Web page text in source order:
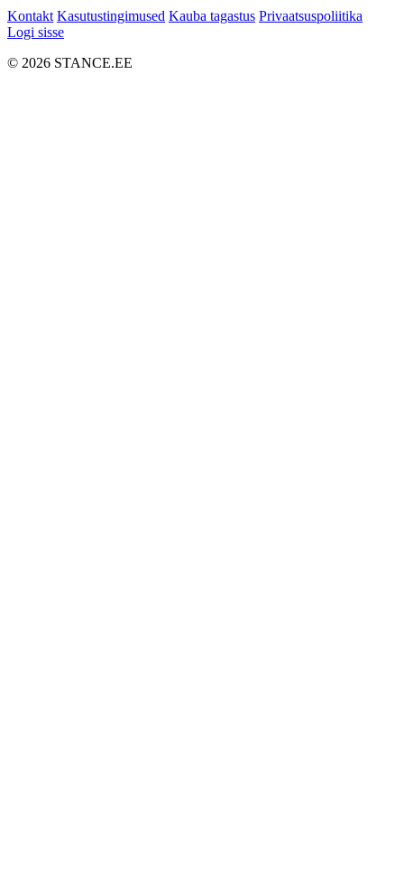
Kontakt Kasutustingimused Kauba tagastus Privaatsuspoliitika
Logi sisse
© 2026 STANCE.EE